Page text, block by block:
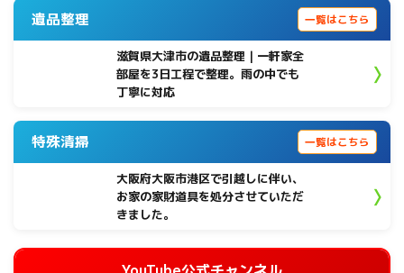
遺品整理 一覧はこちら
滋賀県大津市の遺品整理｜一軒家全
部屋を3日工程で整理。雨の中でも
丁寧に対応
特殊清掃 一覧はこちら
大阪府大阪市港区で引越しに伴い、
お家の家財道具を処分させていただ
きました。